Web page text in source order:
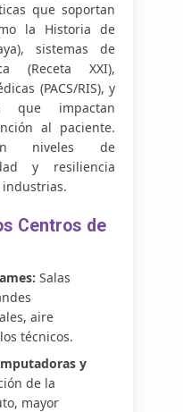
que soportan
la Historia de
sistemas de
(Receta XXI),
(PACS/RIS), y
que impactan
al paciente.
niveles de
y resiliencia
Centros de
Salas
aire
técnicos.
y
de la
mayor